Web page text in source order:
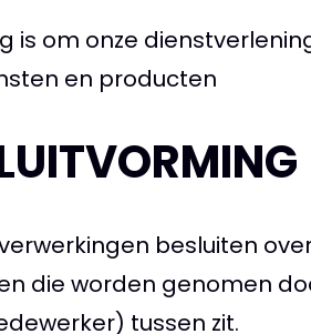
om onze
en producten
besluiten
die worden genomen
tussen zit.